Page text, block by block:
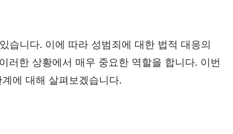
습니다. 이에 따라 성범죄에 대한 법적 대응의
러한 상황에서 매우 중요한 역할을 합니다. 이번
에 대해 살펴보겠습니다.